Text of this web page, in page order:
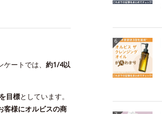
ートでは、 約1/4以
目標としています。
客様にオルビスの商